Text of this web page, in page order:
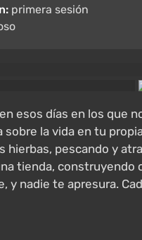
primera sesión
esos días en los que
sobre la vida en tu
hierbas, pescando y
tienda,
y nadie te apresura.